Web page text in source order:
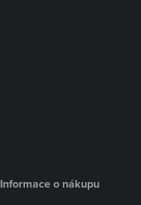
Informace o nákupu